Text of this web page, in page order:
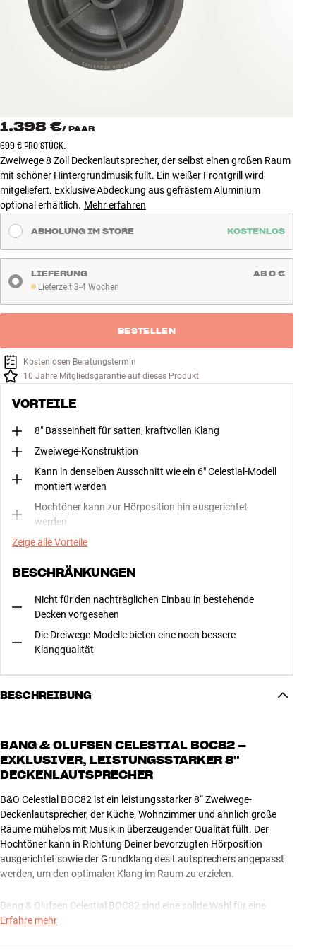
Zubehör
INSPIRATION
NEUHEITEN
ANGEBOTE
Store Finden
Kundendienst
Kundendienst
Bauen mit Klang
1.398 €/ PAAR
699 € PRO STÜCK.
Zweiwege 8 Zoll Deckenlautsprecher, der selbst einen großen Raum
mit schöner Hintergrundmusik füllt. Ein weißer Frontgrill wird
mitgeliefert. Exklusive Abdeckung aus gefrästem Aluminium
optional erhältlich. Mehr erfahren
ABHOLUNG IM STORE KOSTENLOS
Lieferzeit 3-4 Wochen
Lieferzeit 3-4 Wochen
LIEFERUNG AB 0 €
BESTELLEN
Kostenlosen Beratungstermin
10 Jahre Mitgliedsgarantie auf dieses Produkt
VORTEILE
8" Basseinheit für satten, kraftvollen Klang
Zweiwege-Konstruktion
Kann in denselben Ausschnitt wie ein 6" Celestial-Modell
montiert werden
Hochtöner kann zur Hörposition hin ausgerichtet
werden
Zeige alle Vorteile
BESCHRÄNKUNGEN
Nicht für den nachträglichen Einbau in bestehende
Decken vorgesehen
Die Dreiwege-Modelle bieten eine noch bessere
Klangqualität
BESCHREIBUNG
BANG & OLUFSEN CELESTIAL BOC82 –
EXKLUSIVER, LEISTUNGSSTARKER 8"
DECKENLAUTSPRECHER
B&O Celestial BOC82 ist ein leistungsstarker 8“ Zweiwege-
Deckenlautsprecher, der Küche, Wohnzimmer und ähnlich große
Räume mühelos mit Musik in überzeugender Qualität füllt. Der
Hochtöner kann in Richtung Deiner bevorzugten Hörposition
ausgerichtet sowie der Grundklang des Lautsprechers angepasst
werden, um den optimalen Klang im Raum zu erzielen.
Bang & Olufsen Celestial BOC82 sind eine solide Wahl für eine
Einbaulösung, die auf einer speziellen B&O-Lösung mit Beosound
Erfahre mehr